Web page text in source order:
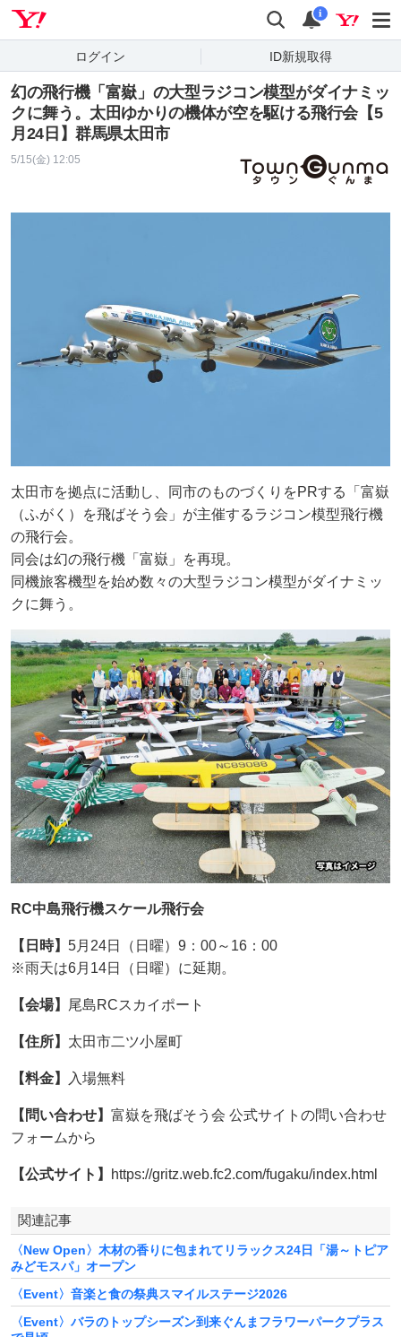
検索 通知
i
ログイン ID新規取得
幻の飛行機「富嶽」の大型ラジコン模型がダイナミッ
クに舞う。太田ゆかりの機体が空を駆ける飛行会【5
月24日】群馬県太田市
5/15(金) 12:05
太田市を拠点に活動し、同市のものづくりをPRする「富嶽
（ふがく）を飛ばそう会」が主催するラジコン模型飛行機
の飛行会。
同会は幻の飛行機「富嶽」を再現。
同機旅客機型を始め数々の大型ラジコン模型がダイナミッ
クに舞う。
RC中島飛行機スケール飛行会
【日時】 5月24日（日曜）9：00～16：00
※雨天は6月14日（日曜）に延期。
【会場】 尾島RCスカイポート
【住所】 太田市二ツ小屋町
【料金】 入場無料
【問い合わせ】 富嶽を飛ばそう会 公式サイトの問い合わせ
フォームから
【公式サイト】 https://gritz.web.fc2.com/fugaku/index.html
関連記事
〈New Open〉木材の香りに包まれてリラックス24日「湯～トピア
みどモスパ」オープン
〈Event〉音楽と食の祭典スマイルステージ2026
〈Event〉バラのトップシーズン到来ぐんまフラワーパークプラス